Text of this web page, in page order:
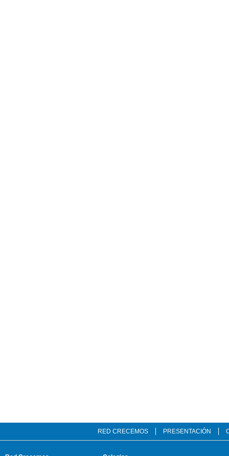
RED CRECEMOS PRESENTACIÓN